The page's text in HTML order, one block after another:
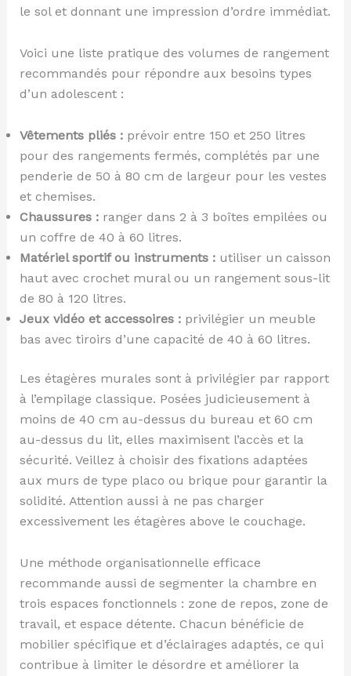
le sol et donnant une impression d’ordre immédiat.
Voici une liste pratique des volumes de rangement
recommandés pour répondre aux besoins types
d’un adolescent :
Vêtements pliés :prévoir entre 150 et 250 litres
pour des rangements fermés, complétés par une
penderie de 50 à 80 cm de largeur pour les vestes
et chemises.
Chaussures :ranger dans 2 à 3 boîtes empilées ou
un coffre de 40 à 60 litres.
Matériel sportif ou instruments :utiliser un caisson
haut avec crochet mural ou un rangement sous-lit
de 80 à 120 litres.
Jeux vidéo et accessoires :privilégier un meuble
bas avec tiroirs d’une capacité de 40 à 60 litres.
Les étagères murales sont à privilégier par rapport
à l’empilage classique. Posées judicieusement à
moins de 40 cm au-dessus du bureau et 60 cm
au-dessus du lit, elles maximisent l’accès et la
sécurité. Veillez à choisir des fixations adaptées
aux murs de type placo ou brique pour garantir la
solidité. Attention aussi à ne pas charger
excessivement les étagères above le couchage.
Une méthode organisationnelle efficace
recommande aussi de segmenter la chambre en
trois espaces fonctionnels : zone de repos, zone de
travail, et espace détente. Chacun bénéficie de
mobilier spécifique et d’éclairages adaptés, ce qui
contribue à limiter le désordre et améliorer la